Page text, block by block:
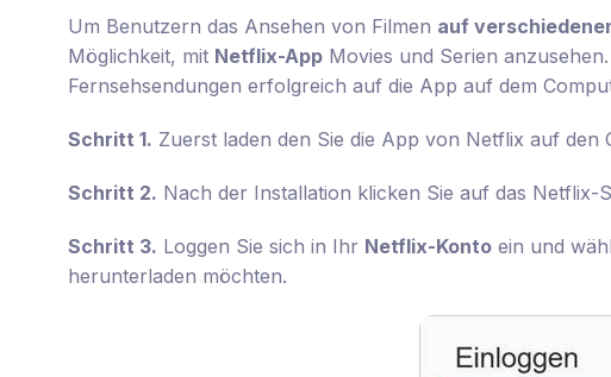
Um Benutzern das Ansehen von Filmen auf
Möglichkeit, mit Netflix-App Movies und Serien
Fernsehsendungen erfolgreich auf die App auf dem
Schritt 1. Zuerst laden den Sie die App von Netflix auf
Schritt 2. Nach der Installation klicken Sie auf das Netflix-
Schritt 3. Loggen Sie sich in Ihr Netflix-Konto ein und
herunterladen möchten.